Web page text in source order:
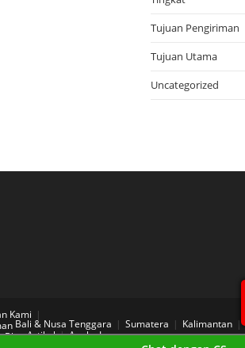
Tujuan Pengiriman
Tujuan Utama
Uncategorized
Kami
Bali & Nusa Tenggara Sumatera Kalimantan
BlogArtikel Aneka Layanan